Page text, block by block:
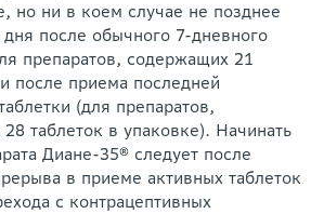
но ни в коем случае не позднее
после обычного 7-дневного
препаратов, содержащих 21
после приема последней
(для препаратов,
таблеток в упаковке). Начинать
Диане-35® следует после
в приеме активных таблеток
с контрацептивных